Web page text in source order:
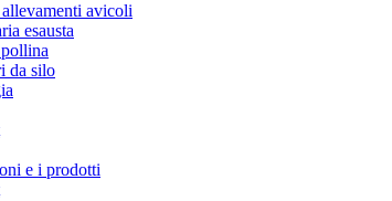
avicoli
esausta
da silo
e i prodotti